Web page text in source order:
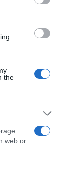
the
web or
«ελληνικό